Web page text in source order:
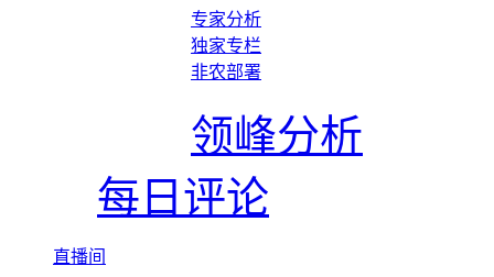
专家分析
独家专栏
非农部署
领峰分析
每日评论
直播间